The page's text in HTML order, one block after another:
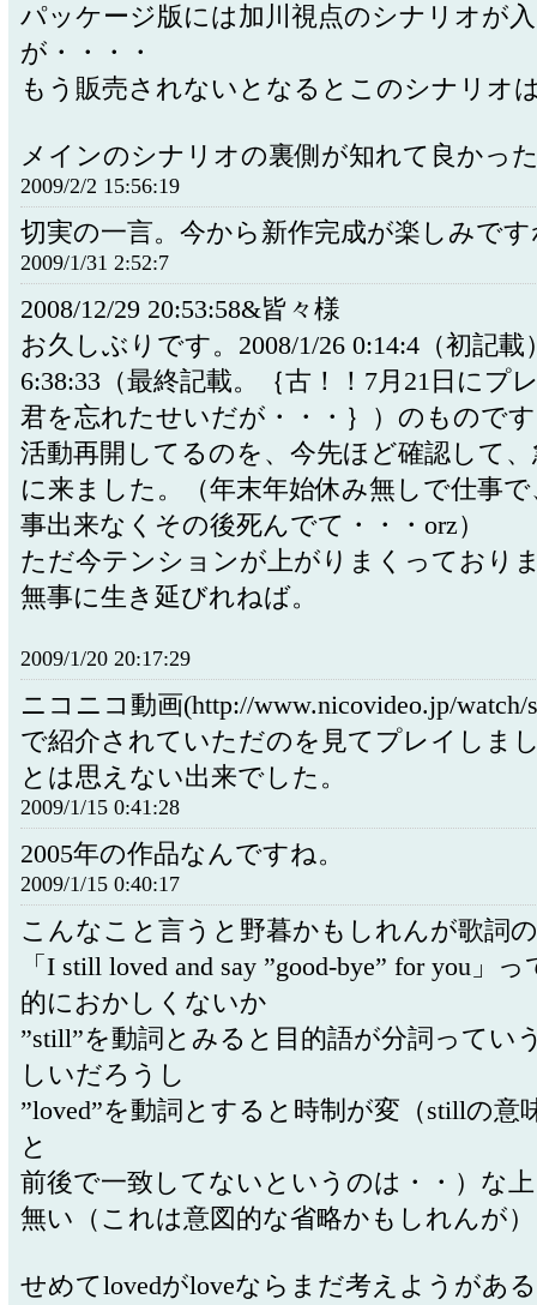
パッケージ版には加川視点のシナリオが
が・・・・
もう販売されないとなるとこのシナリオ
メインのシナリオの裏側が知れて良かっ
2009/2/2 15:56:19
切実の一言。今から新作完成が楽しみで
2009/1/31 2:52:7
2008/12/29 20:53:58&皆々様
お久しぶりです。2008/1/26 0:14:4（初記載
6:38:33（最終記載。｛古！！7月21日にプ
君を忘れたせいだが・・・｝）のもので
活動再開してるのを、今先ほど確認して
に来ました。（年末年始休み無しで仕事
事出来なくその後死んでて・・・orz）
ただ今テンションが上がりまくっており
無事に生き延びれねば。
2009/1/20 20:17:29
ニコニコ動画(http://www.nicovideo.jp/watch/
で紹介されていただのを見てプレイしま
とは思えない出来でした。
2009/1/15 0:41:28
2005年の作品なんですね。
2009/1/15 0:40:17
こんなこと言うと野暮かもしれんが歌詞
「I still loved and say ”good-bye” for you」
的におかしくないか
”still”を動詞とみると目的語が分詞ってい
しいだろうし
”loved”を動詞とすると時制が変（stillの意
と
前後で一致してないというのは・・）な
無い（これは意図的な省略かもしれんが）
せめてlovedがloveならまだ考えようがあ